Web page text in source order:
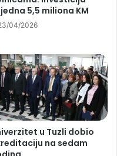
5,5 miliona KM
04/2026
u Tuzli dobio
na sedam